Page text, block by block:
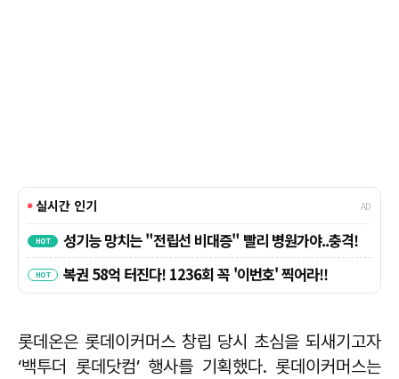
롯데온은 롯데이커머스 창립 당시 초심을 되새기고자
‘백투더 롯데닷컴’ 행사를 기획했다. 롯데이커머스는